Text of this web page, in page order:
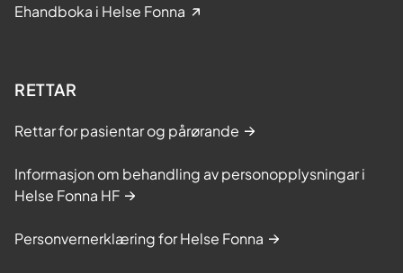
Ehandboka i Helse Fonna
RETTAR
Rettar for pasientar og pårørande
Informasjon om behandling av personopplysningar i
Helse Fonna HF
Personvernerklæring for Helse Fonna